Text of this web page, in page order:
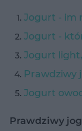
Jogurt - im
Jogurt -
Jogurt light,
Prawdziwy
Jogurt
Prawdziwy